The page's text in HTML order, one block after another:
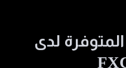
لدى